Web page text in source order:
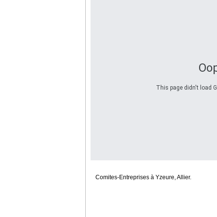
This page didn't load
Comites-Entreprises à Yzeure, Allier.